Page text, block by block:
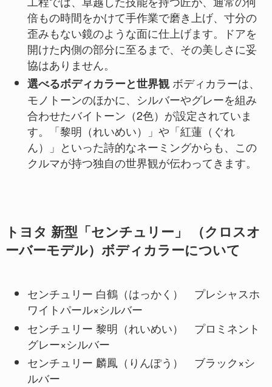
倍もの時間をかけて手作業で磨き上げ、寸分の
歪みもない鏡のような面に仕上げます。ドアを
開けた内側の部分に至るまで、その美しさに妥
協はありません。
選べるボディカラーと世界観ボディカラーは、
モノトーンのほかに、シルバーやグレーを組み
合わせたバイトーン（2色）が設定されていま
す。「黎明（れいめい）」や「紅蓮（ぐれ
ん）」といった詩的なネーミングからも、この
クルマが持つ独自の世界観が伝わってきます。
トヨタ 新型「センチュリー」 （クロスオ
ーバーモデル）ボディカラーについて
センチュリー 白鶴（はっかく） プレシャスホ
ワイトパール×シルバー
センチュリー 黎明（れいめい） プロミネント
グレー×シルバー
センチュリー 麟鳳（りんぽう） ブラック×シ
ルバー